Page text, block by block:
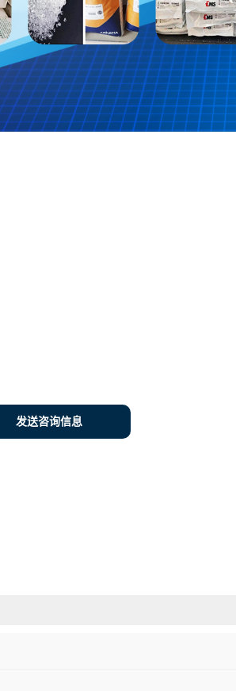
发送咨询信息